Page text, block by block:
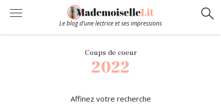
Le blog d’une lectrice et ses impressions
Chroniques
Coups de coeur
2022
Affinez votre recherche